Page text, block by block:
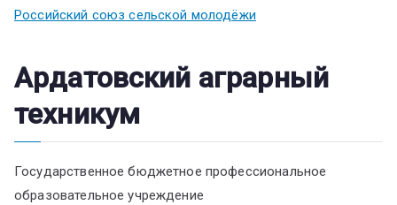
Российский союз сельской молодёжи
Ардатовский аграрный
техникум
Государственное бюджетное профессиональное
образовательное учреждение